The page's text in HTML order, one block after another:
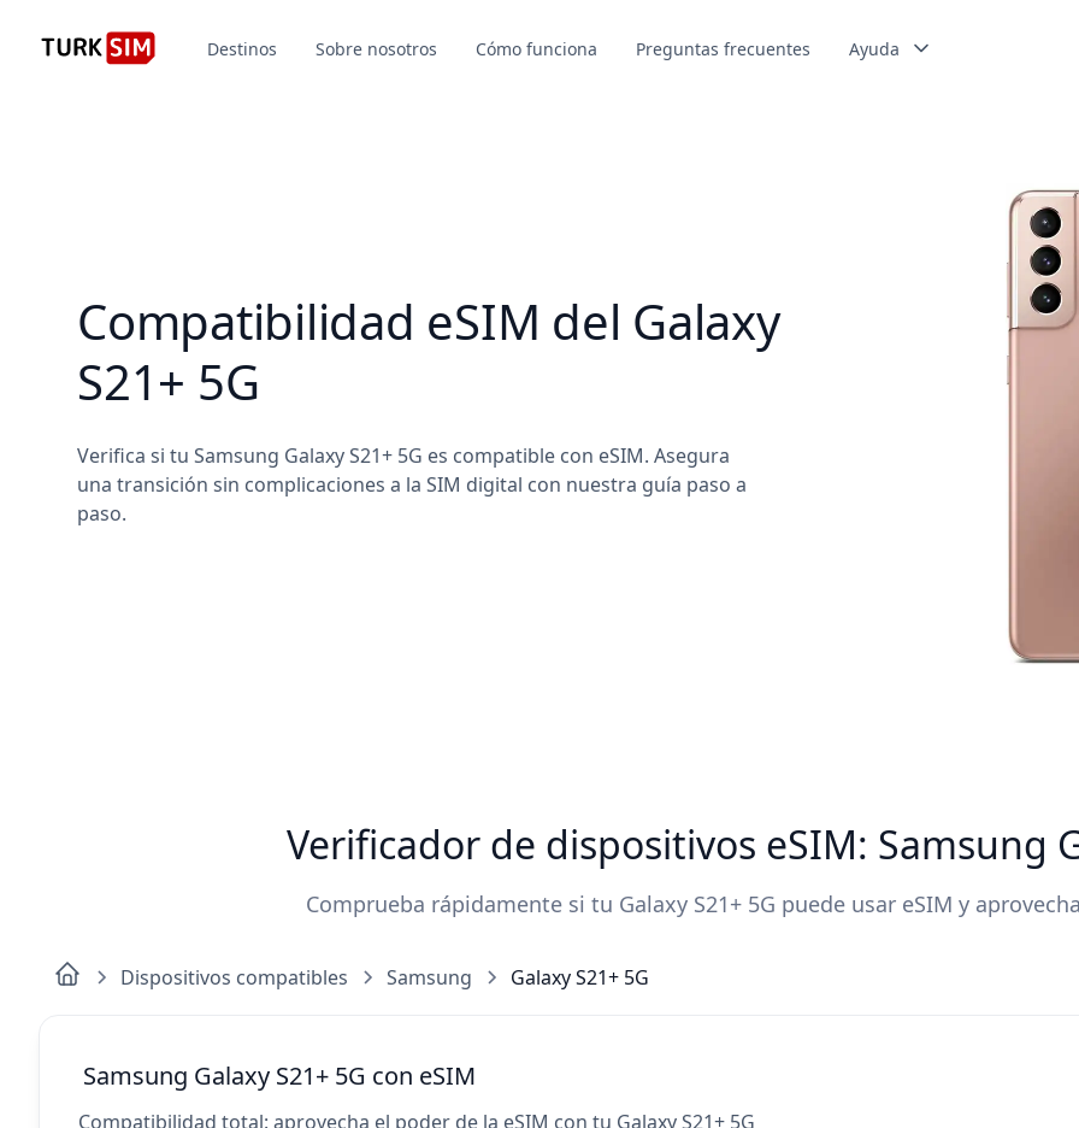
Destinos Sobre nosotros Cómo funciona Preguntas frecuentes Ayuda
Compatibilidad eSIM del Galaxy
S21+ 5G
Verifica si tu Samsung Galaxy S21+ 5G es compatible con eSIM. Asegura
una transición sin complicaciones a la SIM digital con nuestra guía paso a
paso.
Verificador de dispositivos eSIM: Samsung
Comprueba rápidamente si tu Galaxy S21+ 5G puede usar eSIM y
Dispositivos compatibles Samsung Galaxy S21+ 5G
Samsung Galaxy S21+ 5G con eSIM
Compatibilidad total: aprovecha el poder de la eSIM con tu Galaxy S21+ 5G